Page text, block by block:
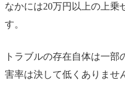
なかには20万円以上の上乗
す。
トラブルの存在自体は一
害率は決して低くありませ